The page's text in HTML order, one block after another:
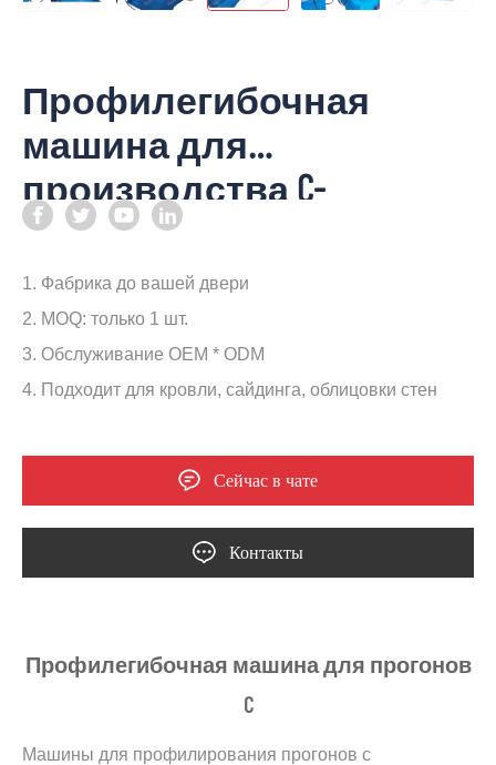
Профилегибочная
машина для
производства C-
образных прогонов
1. Фабрика до вашей двери
2. MOQ: только 1 шт.
3. Обслуживание OEM * ODM
4. Подходит для кровли, сайдинга, облицовки стен
Сейчас в чате
Контакты
Профилегибочная машина для прогонов
C
Машины для профилирования прогонов c